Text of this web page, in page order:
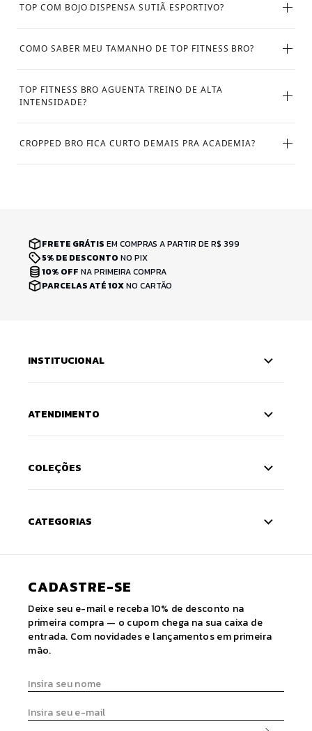
TOP COM BOJO DISPENSA SUTIÃ ESPORTIVO?
COMO SABER MEU TAMANHO DE TOP FITNESS BRO?
TOP FITNESS BRO AGUENTA TREINO DE ALTA
INTENSIDADE?
CROPPED BRO FICA CURTO DEMAIS PRA ACADEMIA?
FRETE GRÁTIS EM COMPRAS A PARTIR DE R$ 399
5% DE DESCONTO NO PIX
10% OFF NA PRIMEIRA COMPRA
PARCELAS ATÉ 10XNO CARTÃO
INSTITUCIONAL
ATENDIMENTO
COLEÇÕES
CATEGORIAS
CADASTRE-SE
Deixe seu e-mail e receba 10% de desconto na
primeira compra — o cupom chega na sua caixa de
entrada. Com novidades e lançamentos em primeira
mão.